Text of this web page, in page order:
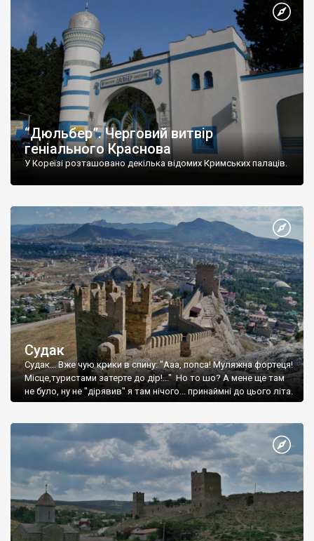
“Дюльбер”. Черговий витвір
геніального Краснова
У Кореїзі розташовано декілька відомих Кримських палаців.
Судак
Судак... Вже чую крики в спину: "Ааа, попса! Муляжна фортеця!
Місце,туристами затерте до дір!..." Но то шо? А мене ще там
не було, ну не "дірявив" я там нічого... принаймні до цього літа.